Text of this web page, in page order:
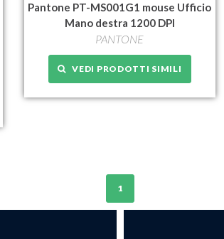
Pantone PT-MS001G1 mouse Ufficio
Mano destra 1200 DPI
PANTONE
VEDI PRODOTTI SIMILI
1